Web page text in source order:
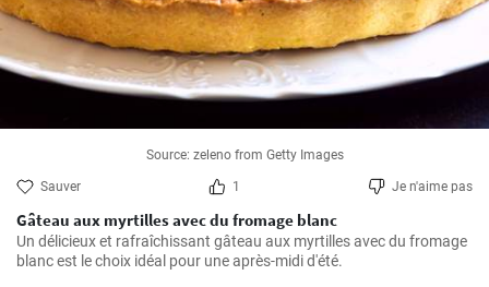
Source: zeleno from Getty Images
Sauver 1 Je n'aime pas
Gâteau aux myrtilles avec du fromage blanc
Un délicieux et rafraîchissant gâteau aux myrtilles avec du fromage
blanc est le choix idéal pour une après-midi d'été.